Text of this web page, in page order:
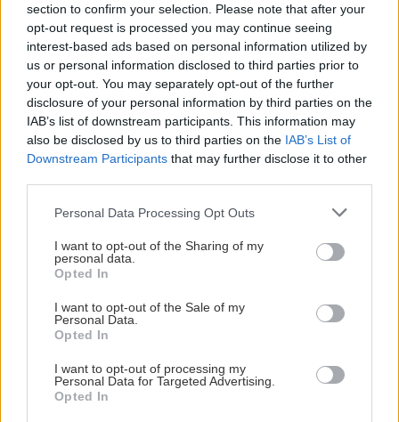
section to confirm your selection. Please note that after your
opt-out request is processed you may continue seeing
interest-based ads based on personal information utilized by
us or personal information disclosed to third parties prior to
your opt-out. You may separately opt-out of the further
disclosure of your personal information by third parties on the
IAB’s list of downstream participants. This information may
also be disclosed by us to third parties on the IAB’s List of
Downstream Participants that may further disclose it to other
Please note that this website/app uses one or more Google
not limited to your visit or usage behaviour. You may click to
grant or deny consent to Google and its third-party tags to
use your data for below specified purposes in below Google
consent section.
Personal Data Processing Opt Outs
I want to opt-out of the Sharing of my
personal data.
Opted In
I want to opt-out of the Sale of my
Personal Data.
Opted In
I want to opt-out of processing my
Personal Data for Targeted Advertising.
Opted In
Πάντα χρειάζονται δύο (τουλάχιστον) για μια
αγκαλιά, κάτι που μας μαθαίνει με τον πιο άμεσο
τρόπο πως όταν δίνουμε, αυτόματα παίρνουμε.
Ουσιαστικά, η αγκαλιά μας διδάσκει πως η αγάπη
είναι ένα συναίσθημα που… ρέει σε διπλή
κατεύθυνση.
*Η αγκαλιά μας απελευθερώνει
Όταν αγκαλιάζουμε κάποιον, σταματάμε αυτόματα
να σκεφτόμαστε οτιδήποτε άλλο: Η ενέργεια της
αγκαλιάς μας κατακλύζει, μας αποσυνδέει από τις
σκέψεις μας και μας επιτρέπει να επικεντρωθούμε
στα συναισθήματά μας. Έχετε παρατηρήσει πως
κατά την διάρκεια της αγκαλιάς μπορείτε να
ακούσετε τον χτύπο της καρδιάς σας και να
εστιάσετε στην αναπνοή σας; Αυτό συμβαίνει για